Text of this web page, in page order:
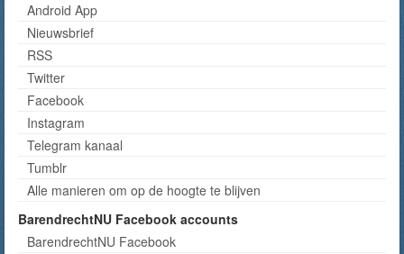
Android App
Nieuwsbrief
RSS
Twitter
Facebook
Instagram
Telegram kanaal
Tumblr
Alle manieren om op de hoogte te blijven
BarendrechtNU Facebook accounts
BarendrechtNU Facebook